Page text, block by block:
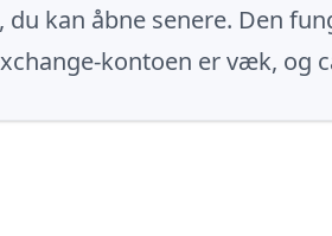
kan åbne senere. Den
kontoen er væk, og